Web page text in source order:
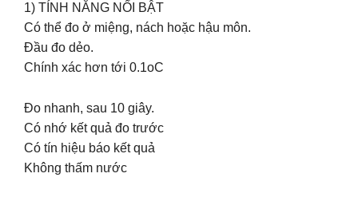
1) TÍNH NĂNG NỔI BẬT
Có thể đo ở miệng, nách hoặc hậu môn.
Đầu đo dẻo.
Chính xác hơn tới 0.1oC
Đo nhanh, sau 10 giây.
Có nhớ kết quả đo trước
Có tín hiệu báo kết quả
Không thấm nước